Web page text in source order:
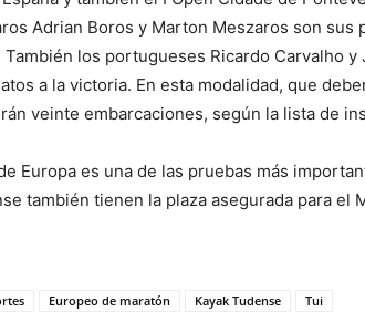
Adrian Boros y Marton Meszaros son sus
También los portugueses Ricardo Carvalho
a la victoria. En esta modalidad, que
veinte embarcaciones, según la lista de
Europa es una de las pruebas más
también tienen la plaza asegurada para el
Europeo de maratón Kayak Tudense Tui